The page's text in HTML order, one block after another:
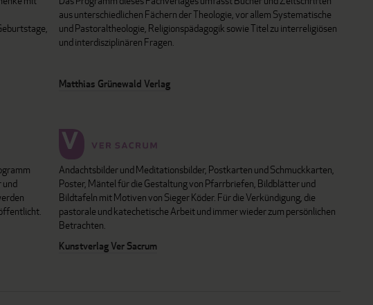
aus unterschiedlichen Fächern der Theologie, vor allem Systematische
und Pastoraltheologie, Religionspädagogik sowie Titel zu interreligiösen
und interdisziplinären Fragen.
Matthias Grünewald Verlag
und
Andachtsbilder und Meditationsbilder, Postkarten und Schmuckkarten,
Poster, Mäntel für die Gestaltung von Pfarrbriefen, Bildblätter und
Bildtafeln mit Motiven von Sieger Köder. Für die Verkündigung, die
pastorale und katechetische Arbeit und immer wieder zum persönlichen
Betrachten.
Kunstverlag Ver Sacrum